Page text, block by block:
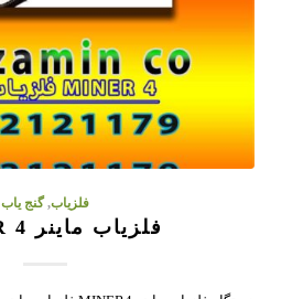
فلزیاب,گنج یاب
فلزیاب ماینر MINER 4